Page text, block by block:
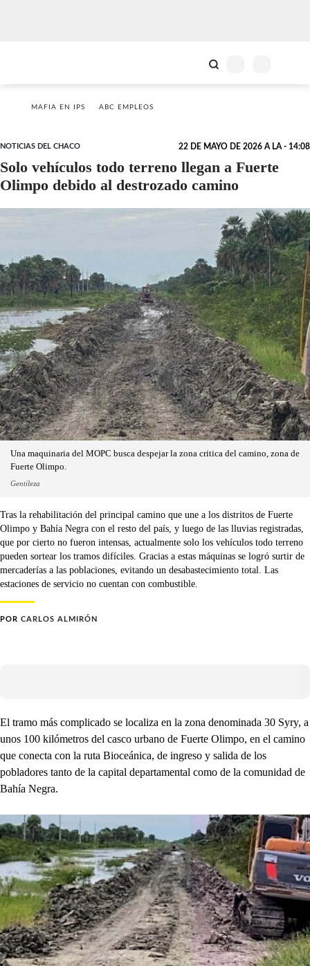
MAFIA EN IPS ABC EMPLEOS
NOTICIAS DEL CHACO 22 DE MAYO DE 2026 A LA - 14:08
Solo vehículos todo terreno llegan a Fuerte
Olimpo debido al destrozado camino
Una maquinaria del MOPC busca despejar la zona critica del camino, zona de
Fuerte Olimpo.
Gentileza
Tras la rehabilitación del principal camino que une a los distritos de Fuerte
Olimpo y Bahía Negra con el resto del país, y luego de las lluvias registradas,
que por cierto no fueron intensas, actualmente solo los vehículos todo terreno
pueden sortear los tramos difíciles. Gracias a estas máquinas se logró surtir de
mercaderías a las poblaciones, evitando un desabastecimiento total. Las
estaciones de servicio no cuentan con combustible.
POR CARLOS ALMIRÓN
El tramo más complicado se localiza en la zona denominada 30 Syry, a
unos 100 kilómetros del casco urbano de Fuerte Olimpo, en el camino
que conecta con la ruta Bioceánica, de ingreso y salida de los
pobladores tanto de la capital departamental como de la comunidad de
Bahía Negra.